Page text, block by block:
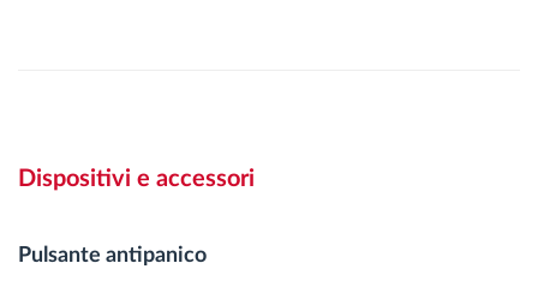
Dispositivi e accessori
Pulsante antipanico